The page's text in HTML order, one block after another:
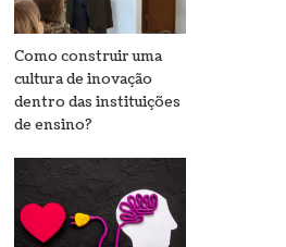
Como construir uma
cultura de inovação
dentro das instituições
de ensino?